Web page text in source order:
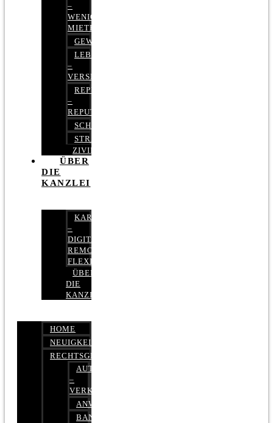
–
WENIGER
MIETE
GEWERBERECHT
LEBENSVERSICHERUNG
–
VERSICHERUNGSRECHT
REPUTATIONSRECHT
–
REPUTATIONSMANAGEMENT
SCHUFARECHT
STRAFRECHT
ZIVILRECHT
ÜBER
DIE
KANZLEI
KARRIERE
–
DIGITAL,
REMOTE,
FLEXIBEL
ÜBER
DIE
KANZLEI
HOME
NEUIGKEITEN
RECHTSGEBIETE
AUTOBETRUG
–
VERKEHRSRECHT
ANWALTSHAFTUNGSRECHT
BANK-